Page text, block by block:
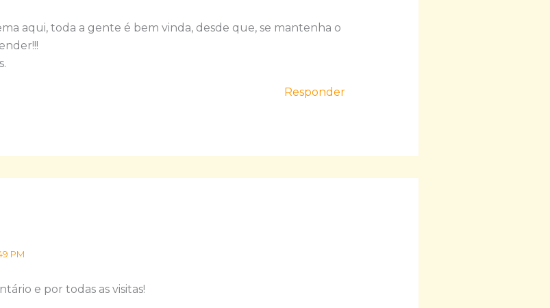
aqui, toda a gente é bem vinda, desde que, se mantenha o
Responder
PM
e por todas as visitas!